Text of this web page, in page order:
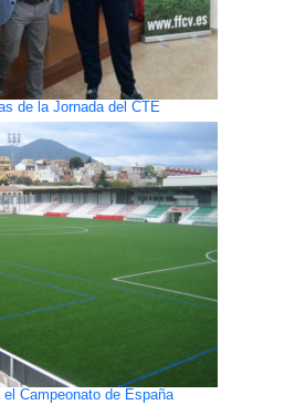
de la Jornada del CTE
el Campeonato de España